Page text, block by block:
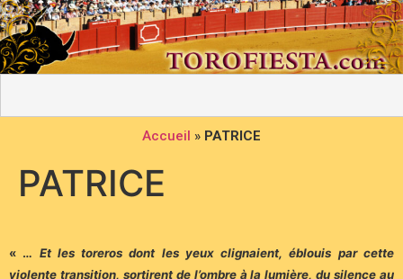
Accueil » PATRICE
PATRICE
« … Et les toreros dont les yeux clignaient, éblouis par cette
violente transition, sortirent de l’ombre à la lumière, du silence au